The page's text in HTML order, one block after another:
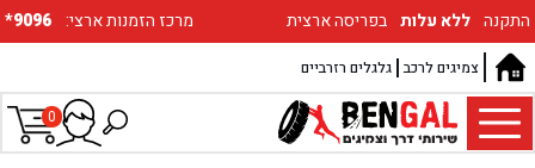
*9096 :מרכז הזמנות ארצי התקנה ללא עלות בפריסה ארצית
גלגלים רזרביים צמיגים לרכב
0